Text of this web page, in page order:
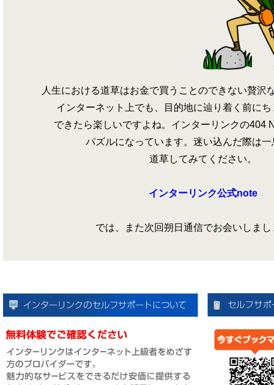
人生における道草はお金で買うことのできない贅沢
インターネット上でも、目的地に辿り着く前に
できたら楽しいですよね。インターリンクの404
パズルになっています。迷い込んだ際は
道草してみてください。
インターリンク公式note
では、また次回朔日通信でお会いしま